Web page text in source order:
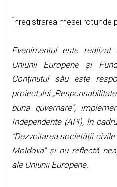
Înregistrarea mesei rotunde
Evenimentul este
Uniunii Europene și
Conținutul său este
proiectului
buna guvernare”,
Independente (API), în
“Dezvoltarea societății
Moldova” și nu reflectă
ale Uniunii Europene.